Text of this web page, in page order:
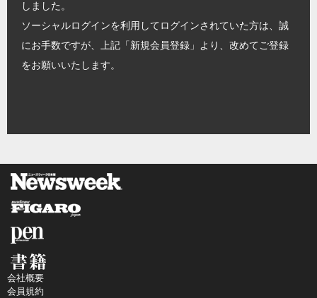
しました。
ソーシャルログインを利用してログインされていた方は、誠
にお手数ですが、上記「新規会員登録」より、改めてご登録
をお願いいたします。
会社概要
会員規約